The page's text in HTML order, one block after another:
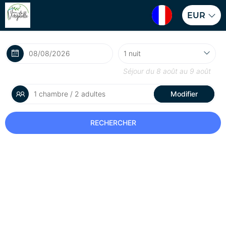
EUR
Séjour du 8 août au 9 août
1 chambre / 2 adultes Modifier